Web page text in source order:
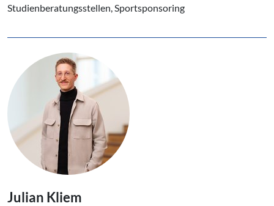
Studienberatungsstellen, Sportsponsoring
Julian Kliem